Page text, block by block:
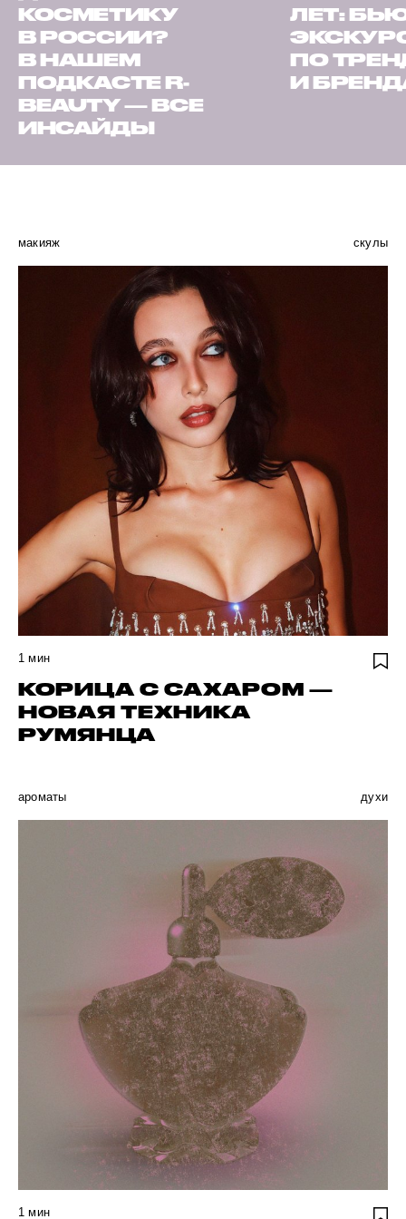
КОСМЕТИКУ
В РОССИИ?
В НАШЕМ
ПОДКАСТЕ R-
BEAUTY — ВСЕ
ИНСАЙДЫ
ЛЕТ:
ПО
И
макияж скулы
1 мин
КОРИЦА С САХАРОМ —
НОВАЯ ТЕХНИКА
РУМЯНЦА
ароматы духи
1 мин